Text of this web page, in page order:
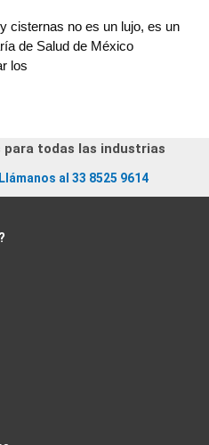
cisternas no es un lujo, es un
de Salud de México
los
todas las industrias
Llámanos al 33 8525 9614